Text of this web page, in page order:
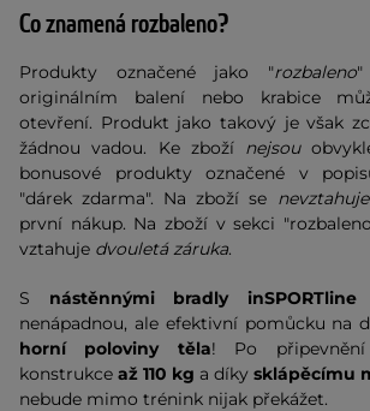
Co znamená rozbaleno?
Produkty označené jako "rozbaleno"
originálním balení nebo krabice
otevření. Produkt jako takový je však
žádnou vadou. Ke zboží nejsou
bonusové produkty označené v
"dárek zdarma". Na zboží se nevztahuje
první nákup. Na zboží v sekci
vztahuje dvouletá záruka.
S nástěnnými bradly inSPORTline
nenápadnou, ale efektivní pomůcku na
horní poloviny těla! Po
konstrukce až 110 kg a díky sklápěcímu
nebude mimo trénink nijak překážet.